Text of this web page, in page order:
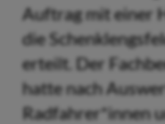
Auftrag mit einer
die
erteilt. Der
hatte nach
Radfahrer*innen